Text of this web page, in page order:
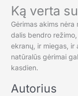
Ką verta
Gėrimas akims
dalis bendro
ekranų, ir miegas, ir
natūralūs gėrimai
kasdien.
Autorius